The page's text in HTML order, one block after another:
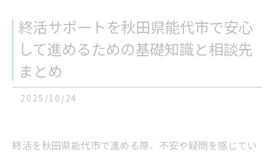
終活サポートを秋田県能代市で安心
して進めるための基礎知識と相談先
まとめ
2025/10/24
終活を秋田県能代市で進める際、不安や疑問を感じてい